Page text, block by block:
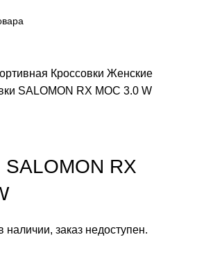
Кроссовки Женские
SALOMON RX MOC 3.0 W
SALOMON RX
наличии, заказ недоступен.